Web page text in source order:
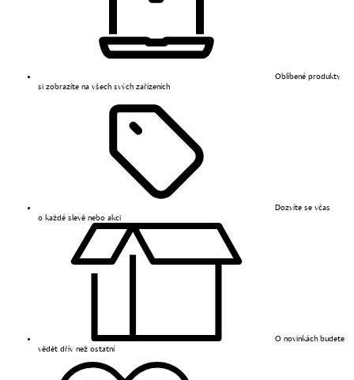
Oblíbené produkty
si zobrazíte na všech svých zařízeních
Dozvíte se včas
o každé slevě nebo akci
O novinkách budete
vědět dřív než ostatní